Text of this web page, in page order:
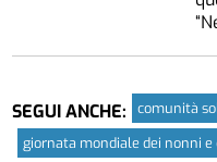
SEGUI ANCHE: comunità
giornata mondiale dei nonni e